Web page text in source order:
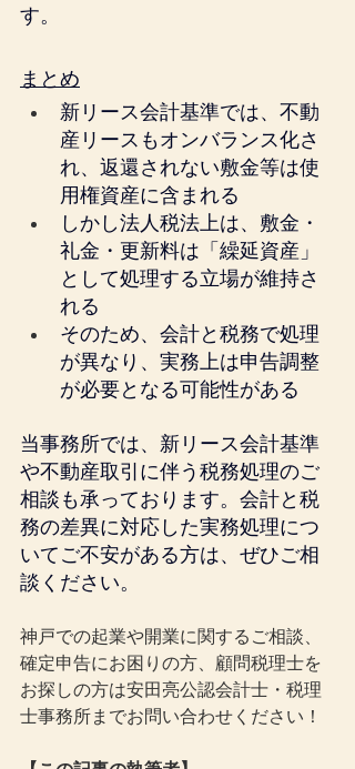
す。
まとめ
新リース会計基準では、不動
産リースもオンバランス化さ
れ、返還されない敷金等は使
用権資産に含まれる
しかし法人税法上は、敷金・
礼金・更新料は「繰延資産」
として処理する立場が維持さ
れる
そのため、会計と税務で処理
が異なり、実務上は申告調整
が必要となる可能性がある
当事務所では、新リース会計基準
や不動産取引に伴う税務処理のご
相談も承っております。会計と税
務の差異に対応した実務処理につ
いてご不安がある方は、ぜひご相
談ください。
神戸での起業や開業に関するご相談、
確定申告にお困りの方、顧問税理士を
お探しの方は安田亮公認会計士・税理
士事務所までお問い合わせください！